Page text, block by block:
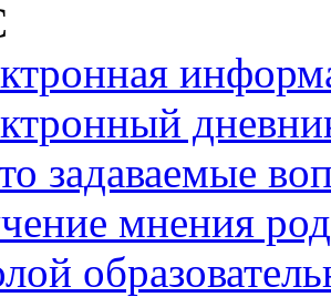
задаваемые
мнения